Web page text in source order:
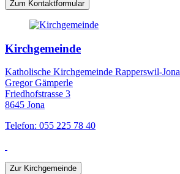
Zum Kontaktformular
Kirchgemeinde
Katholische Kirchgemeinde Rapperswil-Jona
Gregor Gämperle
Friedhofstrasse 3
8645 Jona
Telefon: 055 225 78 40
Zur Kirchgemeinde